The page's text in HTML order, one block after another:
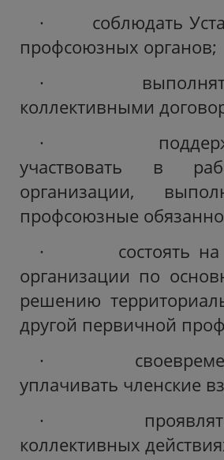
· соблюдать
профсоюзных органов;
· выполнять
коллективными
·
участвовать в
организации,
профсоюзные
· состоять на
организации по
решению
другой первичной
· своевременно
уплачивать членские
· проявлять
коллективных